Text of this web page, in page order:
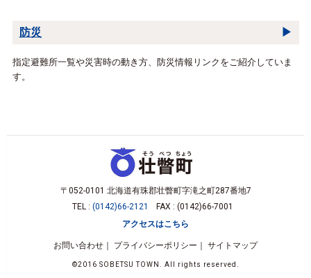
防災
指定避難所一覧や災害時の動き方、防災情報リンクをご紹介していま
す。
〒052-0101 北海道有珠郡壮瞥町字滝之町287番地7
TEL : (0142)66-2121
FAX : (0142)66-7001
アクセスはこちら
お問い合わせ プライバシーポリシー サイトマップ
©2016 SOBETSU TOWN. All rights reserved.